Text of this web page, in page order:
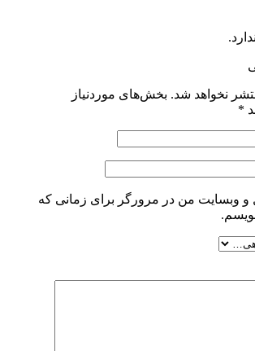
نخواهد شد. بخش‌های موردنیاز
*
و وبسایت من در مرورگر برای زمانی که